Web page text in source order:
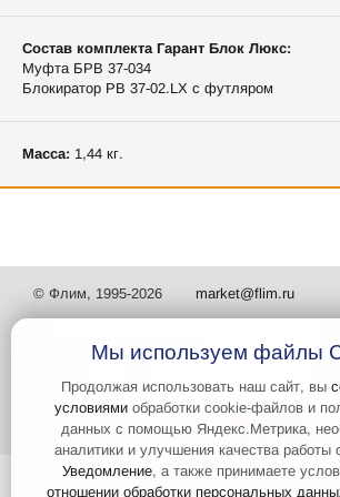
Состав комплекта Гарант Блок Люкс:
Муфта БРВ 37-034
Блокиратор РВ 37-02.LX с футляром
Масса: 1,44 кг.
© Флим, 1995-2026 market@flim.ru
Задать вопрос Контакты
Интернет-сайт носит информационный
Мы используем файлы
Продолжая использовать наш сайт, вы
условиями обработки cookie-файлов и
данных с помощью Яндекс.Метрика,
аналитики и улучшения качества работы
Уведомление, а также принимаете
отношении обработки персональных